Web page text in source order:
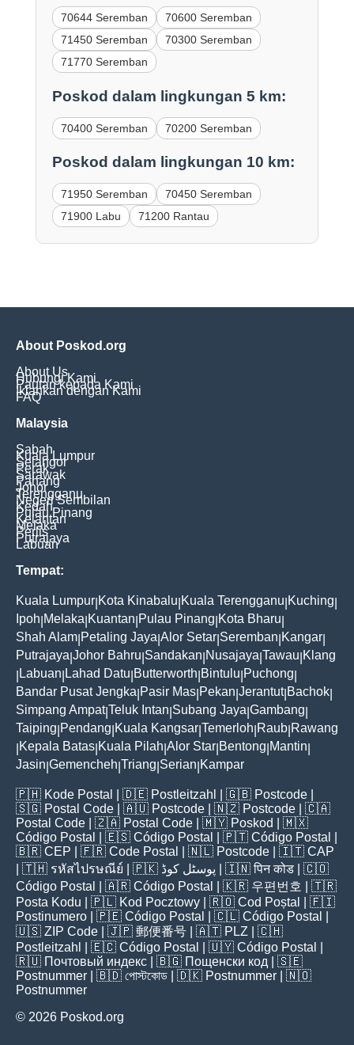
70644 Seremban
70600 Seremban
71450 Seremban
70300 Seremban
71770 Seremban
Poskod dalam lingkungan 5 km:
70400 Seremban 70200 Seremban
Poskod dalam lingkungan 10 km:
71950 Seremban
70450 Seremban
71900 Labu
71200 Rantau
About Poskod.org
About Us
Hubungi Kami
Pautan kepada Kami
Iklankan dengan Kami
FAQ
Malaysia
Sabah
Kuala Lumpur
Selangor
Perak
Sarawak
Pahang
Johor
Terengganu
Negeri Sembilan
Kedah
Pulau Pinang
Kelantan
Melaka
Perlis
Putrajaya
Labuan
Tempat:
Kuala Lumpur Kota Kinabalu Kuala Terengganu Kuching
Ipoh Melaka Kuantan Pulau Pinang Kota Bharu
Shah Alam Petaling Jaya Alor Setar Seremban Kangar
Putrajaya Johor Bahru Sandakan Nusajaya Tawau Klang
Labuan Lahad Datu Butterworth Bintulu Puchong
Bandar Pusat Jengka Pasir Mas Pekan Jerantut| Bachok
Simpang Ampat|Teluk Intan Subang Jaya Gambang
Taiping Pendang Kuala Kangsar Temerloh Raub Rawang
Kepala Batas Kuala Pilah Alor Star Bentong Mantin
Jasin Gemencheh Triang Serian Kampar
🇵🇭 Kode Postal | 🇩🇪 Postleitzahl | 🇬🇧 Postcode
🇸🇬 Postal Code | 🇦🇺 Postcode | 🇳🇿 Postcode | 🇨🇦
Postal Code | 🇿🇦 Postal Code | 🇲🇾 Poskod
| 🇲🇽
Código Postal
| 🇪🇸 Código Postal | 🇵🇹 Código Postal
🇧🇷 CEP | 🇫🇷 Code Postal | 🇳🇱 Postcode | 🇮🇹 CAP
| 🇹🇭 รหัสไปรษณีย์ | 🇵🇰 پوسٹل کوڈ | 🇮🇳पिन कोड | 🇨🇴
Código Postal
| 🇦🇷 Código Postal | 🇰🇷 우편번호
| 🇹🇷
Posta Kodu | 🇵🇱 Kod Pocztowy | 🇷🇴 Cod Poștal
| 🇫🇮
Postinumero | 🇵🇪 Código Postal | 🇨🇱 Código Postal
🇺🇸 ZIP Code | 🇯🇵 郵便番号 | 🇦🇹 PLZ | 🇨🇭
Postleitzahl
| 🇪🇨 Código Postal | 🇺🇾 Código Postal
🇷🇺 Почтовый индекс | 🇧🇬 Пощенски код | 🇸🇪
Postnummer | 🇧🇩 পোস্টকোড | 🇩🇰 Postnummer | 🇳🇴
Postnummer
© 2026 Poskod.org